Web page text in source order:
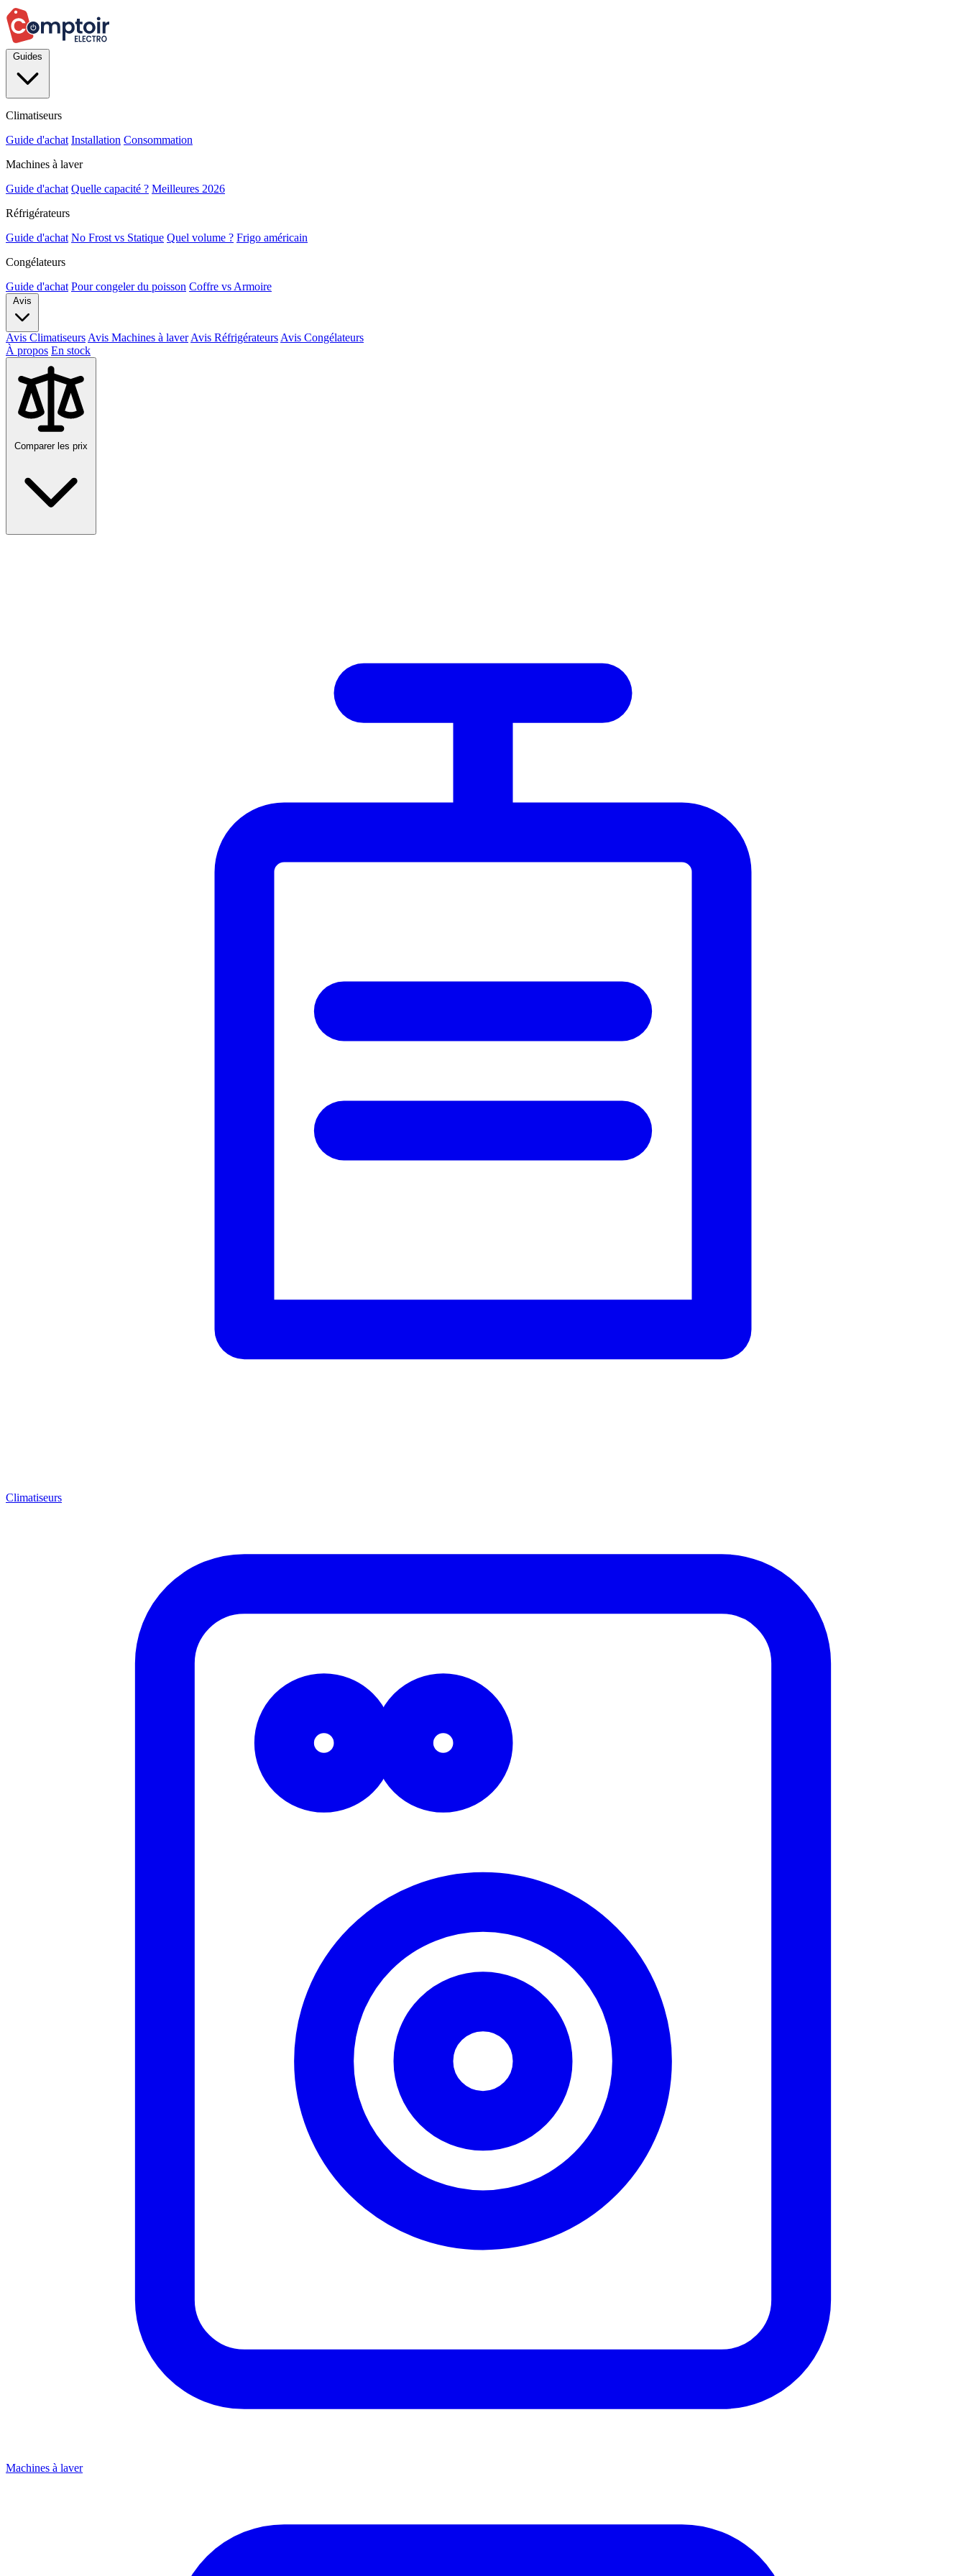
Climatiseurs
Guide d'achat Installation Consommation
Machines à laver
Guide d'achat Quelle capacité ? Meilleures 2026
Réfrigérateurs
Guide d'achat No Frost vs Statique Quel volume ? Frigo américain
Congélateurs
Guide d'achat Pour congeler du poisson Coffre vs Armoire
Avis Climatiseurs Avis Machines à laver Avis Réfrigérateurs Avis Congélateurs
À propos En stock
Climatiseurs
Machines à laver